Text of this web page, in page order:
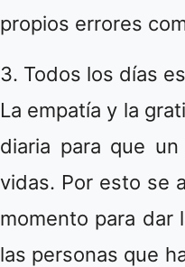
propios errores
3. Todos los días
La empatía y la
diaria para que
vidas. Por esto se
momento para dar
las personas que